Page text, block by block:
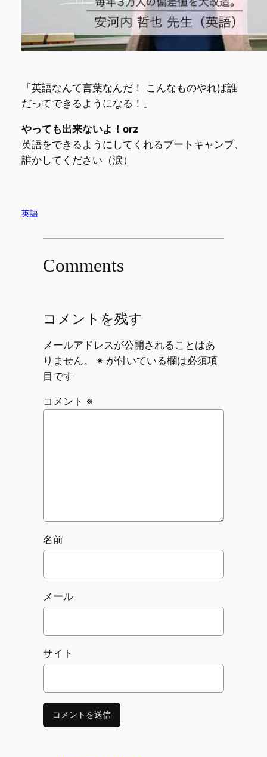
「英語なんて言葉なんだ！ こんなものやれば誰
だってできるようになる！」
やっても出来ないよ！orz
英語をできるようにしてくれるブートキャンプ、
誰かしてください（涙）
英語
Comments
コメントを残す
メールアドレスが公開されることはあ
りません。
※ が付いている欄は必須項
目です
コメント ※
名前
メール
サイト